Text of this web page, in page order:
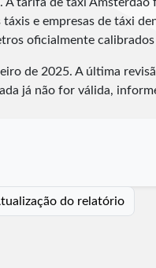
e empresas de táxi
oficialmente
de 2025. A última
já não for válida,
do relatório